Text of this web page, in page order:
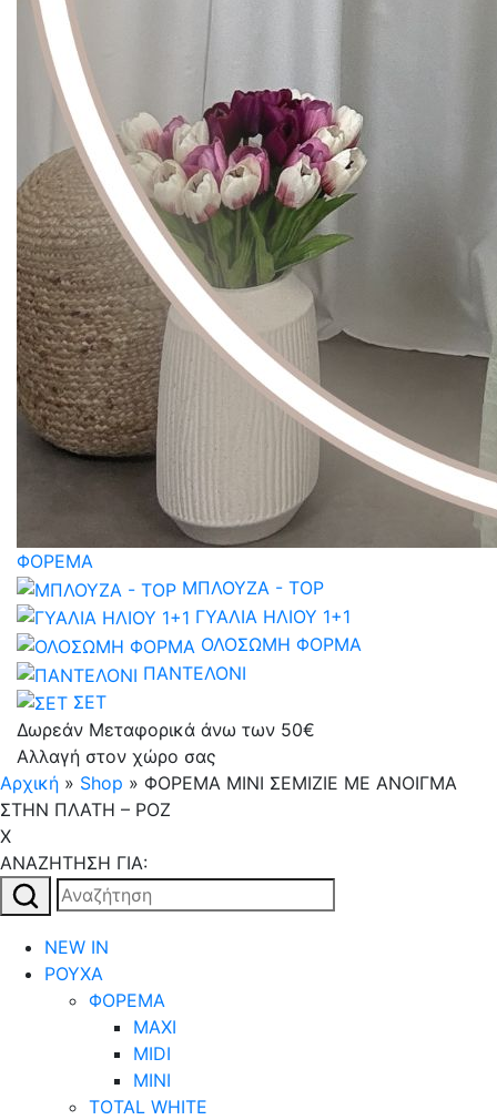
ΦΟΡΕΜΑ
ΜΠΛΟΥΖΑ - TOP
ΓΥΑΛΙΑ ΗΛΙΟΥ 1+1
ΟΛΟΣΩΜΗ ΦΟΡΜΑ
ΠΑΝΤΕΛΟΝΙ
ΣΕΤ
Δωρεάν Μεταφορικά άνω των 50€
Αλλαγή στον χώρο σας
Αρχική » Shop » ΦΟΡΕΜΑ MΙNI ΣΕΜΙΖΙΕ ΜΕ ΑΝΟΙΓΜΑ
ΣΤΗΝ ΠΛΑΤΗ – ΡΟΖ
X
AΝΑΖΗΤΗΣΗ ΓΙΑ:
Αναζήτηση
για:
NEW IN
ΡΟΥΧΑ
ΦΟΡΕΜΑ
MAXI
MIDI
MINI
TOTAL WHITE